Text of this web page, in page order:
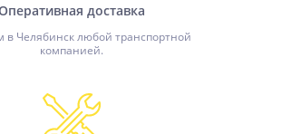
доставка
в Челябинск любой транспортной
компанией.